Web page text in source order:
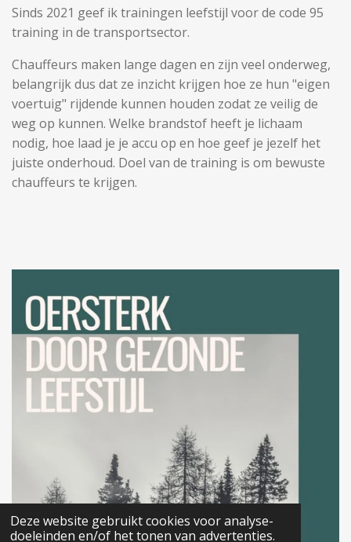
Deze website gebruikt cookies voor analyse-
doeleinden en/of het tonen van advertenties.
Sinds 2021 geef ik trainingen leefstijl voor de code 95
training in de transportsector.
Chauffeurs maken lange dagen en zijn veel onderweg,
belangrijk dus dat ze inzicht krijgen hoe ze hun "eigen
voertuig" rijdende kunnen houden zodat ze veilig de
weg op kunnen. Welke brandstof heeft je lichaam
nodig, hoe laad je je accu op en hoe geef je jezelf het
juiste onderhoud. Doel van de training is om bewuste
chauffeurs te krijgen.